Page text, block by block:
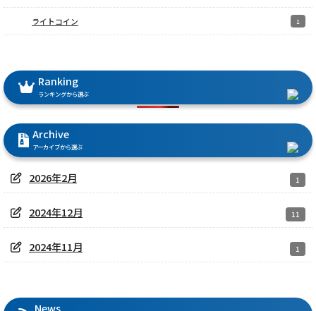
ライトコイン 1
Ranking
ランキングから選ぶ
Archive
アーカイブから選ぶ
2026年2月 1
2024年12月 11
2024年11月 1